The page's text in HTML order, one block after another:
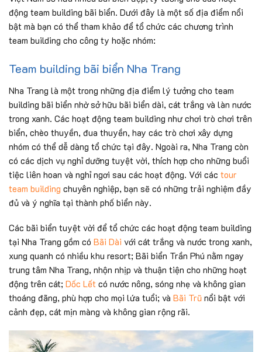
động team building bãi biển. Dưới đây là một số địa điểm nổi
bật mà bạn có thể tham khảo để tổ chức các chương trình
team building cho công ty hoặc nhóm:
Team building bãi biển Nha Trang
Nha Trang là một trong những địa điểm lý tưởng cho team
building bãi biển nhờ sở hữu bãi biển dài, cát trắng và làn nước
trong xanh. Các hoạt động team building như chơi trò chơi trên
biển, chèo thuyền, đua thuyền, hay các trò chơi xây dựng
nhóm có thể dễ dàng tổ chức tại đây. Ngoài ra, Nha Trang còn
có các dịch vụ nghỉ dưỡng tuyệt vời, thích hợp cho những buổi
tiệc liên hoan và nghỉ ngơi sau các hoạt động. Với các tour
team building chuyên nghiệp, bạn sẽ có những trải nghiệm đầy
đủ và ý nghĩa tại thành phố biển này.
Các bãi biển tuyệt vời để tổ chức các hoạt động team building
tại Nha Trang gồm có Bãi Dài với cát trắng và nước trong xanh,
xung quanh có nhiều khu resort; Bãi biển Trần Phú nằm ngay
trung tâm Nha Trang, nhộn nhịp và thuận tiện cho những hoạt
động trên cát; Dốc Lết có nước nông, sóng nhẹ và không gian
thoáng đãng, phù hợp cho mọi lứa tuổi; và Bãi Trũ nổi bật với
cảnh đẹp, cát mịn màng và không gian rộng rãi.